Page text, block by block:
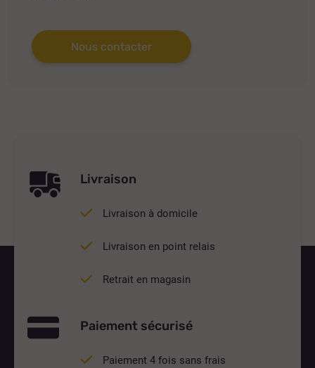
Nous contacter
Livraison
Livraison à domicile
Livraison en point relais
Retrait en magasin
Paiement sécurisé
Paiement 4 fois sans frais